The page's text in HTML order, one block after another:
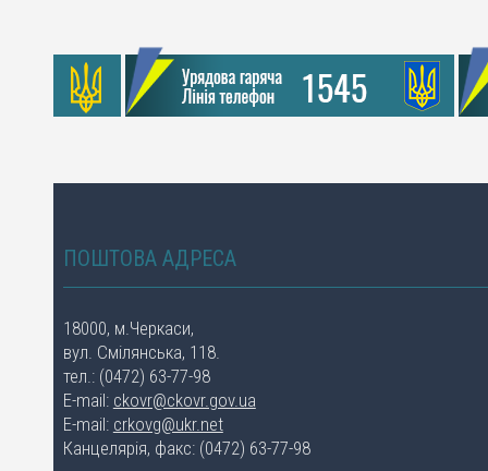
ПОШТОВА АДРЕСА
18000, м.Черкаси,
вул. Смілянська, 118.
тел.: (0472) 63-77-98
E-mail: ckovr@ckovr.gov.ua
E-mail: crkovg@ukr.net
Канцелярія, факс: (0472) 63-77-98